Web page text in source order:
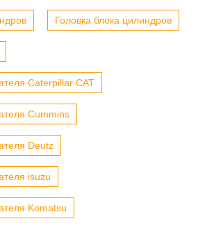
Головка блока цилиндров
Caterpillar CAT
Cummins
Deutz
isuzu
Komatsu